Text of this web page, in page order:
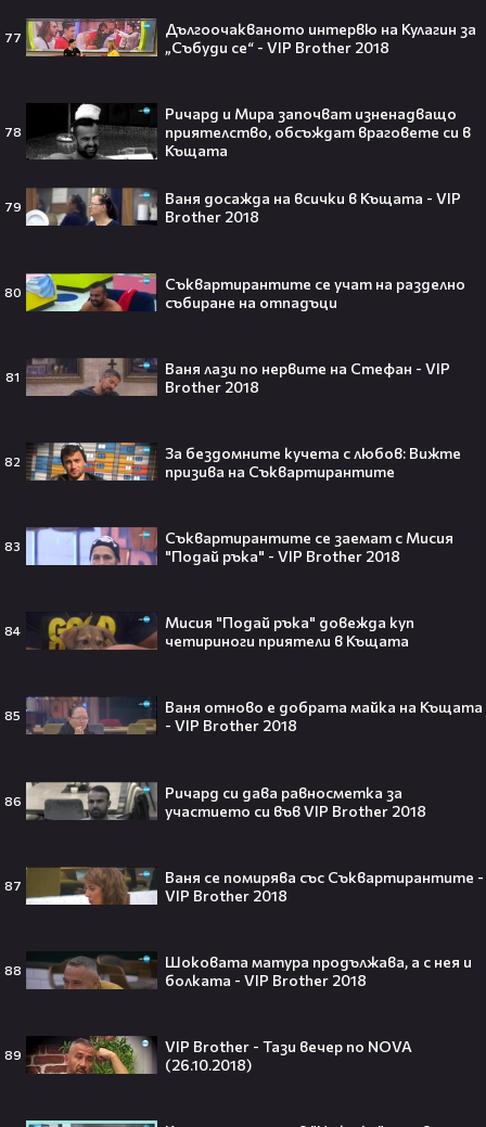
77
Дългоочакваното интервю на Кулагин за
„Събуди се“ - VIP Brother 2018
78
Ричард и Мира започват изненадващо
приятелство, обсъждат враговете си в
Къщата
79
Ваня досажда на всички в Къщата - VIP
Brother 2018
80
Съквартирантите се учат на разделно
събиране на отпадъци
81
Ваня лази по нервите на Стефан - VIP
Brother 2018
82
За бездомните кучета с любов: Вижте
призива на Съквартирантите
83
Съквартирантите се заемат с Мисия
"Подай ръка" - VIP Brother 2018
84
Мисия "Подай ръка" довежда куп
четириноги приятели в Къщата
85
Ваня отново е добрата майка на Къщата
- VIP Brother 2018
86
Ричард си дава равносметка за
участието си във VIP Brother 2018
87
Ваня се помирява със Съквартирантите -
VIP Brother 2018
88
Шоковата матура продължава, а с нея и
болката - VIP Brother 2018
89
VIP Brother - Тази вечер по NOVA
(26.10.2018)
проговаря десетилетие по-късно
🎬👀💥
Селена Гомес празнува рождения
се превърна в световна икона🤩🎂
Джон Сина сподели 4 неща, които
гарантиран“🧐💥
Изследовател на НЛО: "САЩ
притежават технология за
Трагедия разтърси Холивуд:
Младата звезда от „Годзила
Ламин Ямал: Момчето, което
покори света на 19 — историята
на новия символ във футбола🤩⚽
Кристофър Нолън? Най-
странното решение във филма
в дискотека!" 👀💥